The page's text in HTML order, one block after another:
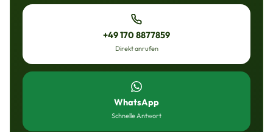
+49 170 8877859
Direkt anrufen
WhatsApp
Schnelle Antwort